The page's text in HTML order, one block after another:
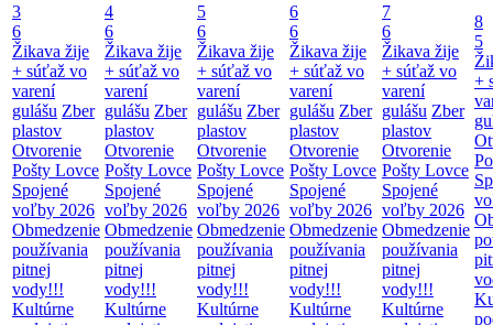
3
6
Žikava žije
+ súťaž vo
varení
gulášu Zber
plastov
Otvorenie
Pošty Lovce
Spojené
voľby 2026
Obmedzenie
používania
pitnej
vody!!!
Kultúrne
4
6
Žikava žije
+ súťaž vo
varení
gulášu Zber
plastov
Otvorenie
Pošty Lovce
Spojené
voľby 2026
Obmedzenie
používania
pitnej
vody!!!
Kultúrne
5
6
Žikava žije
+ súťaž vo
varení
gulášu Zber
plastov
Otvorenie
Pošty Lovce
Spojené
voľby 2026
Obmedzenie
používania
pitnej
vody!!!
Kultúrne
6
6
Žikava žije
+ súťaž vo
varení
gulášu Zber
plastov
Otvorenie
Pošty Lovce
Spojené
voľby 2026
Obmedzenie
používania
pitnej
vody!!!
Kultúrne
7
6
Žikava žije
+ súťaž vo
varení
gulášu Zber
plastov
Otvorenie
Pošty Lovce
Spojené
voľby 2026
Obmedzenie
používania
pitnej
vody!!!
Kultúrne
8
5
+